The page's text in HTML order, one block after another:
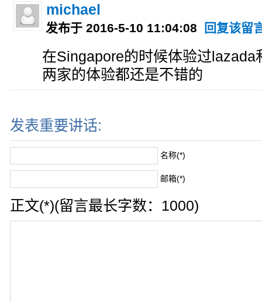
michael
发布于 2016-5-10 11:04:08 回复该留
在Singapore的时候体验过
两家的体验都还是不错的
发表重要讲话:
名称(*)
邮箱(*)
正文(*)(留言最长字数：1000)